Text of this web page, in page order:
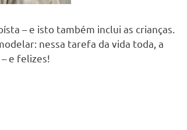
– e isto também inclui as crianças.
nessa tarefa da vida toda, a
e felizes!